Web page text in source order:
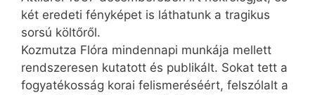
két eredeti fényképet is láthatunk a tragikus
sorsú költőről.
Kozmutza Flóra mindennapi munkája mellett
rendszeresen kutatott és publikált. Sokat tett a
fogyatékosság korai felismeréséért, felszólalt a